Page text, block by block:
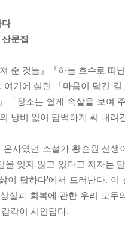
다
문집
쳐 준 것들』『하늘 호수로
여기에 실린 「마음이 담긴
「장소는 쉽게 속살을 보여
낭비 없이 담백하게 써 내려
은사였던 소설가 황순원 선
을 잊지 않고 있다고 저자는
이 답하다’에서 드러난다.
실과 회복에 관한 우리 모두
각이 시인답다.